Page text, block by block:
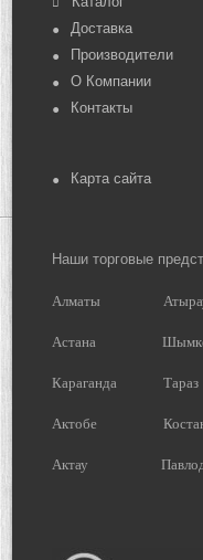
Доставка
Производители
О Компании
Контакты
Карта сайта
Наши торговые
Алматы
Астана
Караганда Тараз
Актобе
Актау